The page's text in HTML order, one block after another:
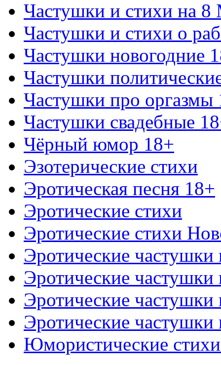
Частушки и стихи на 8
Частушки и стихи о
Частушки новогодние
Частушки
Частушки про оргазмы
Частушки свадебные
Чёрный юмор 18+
Эзотерические стихи
Эротическая песня 18+
Эротические стихи
Эротические стихи
Эротические
Эротические
Эротические
Эротические
Юмористические